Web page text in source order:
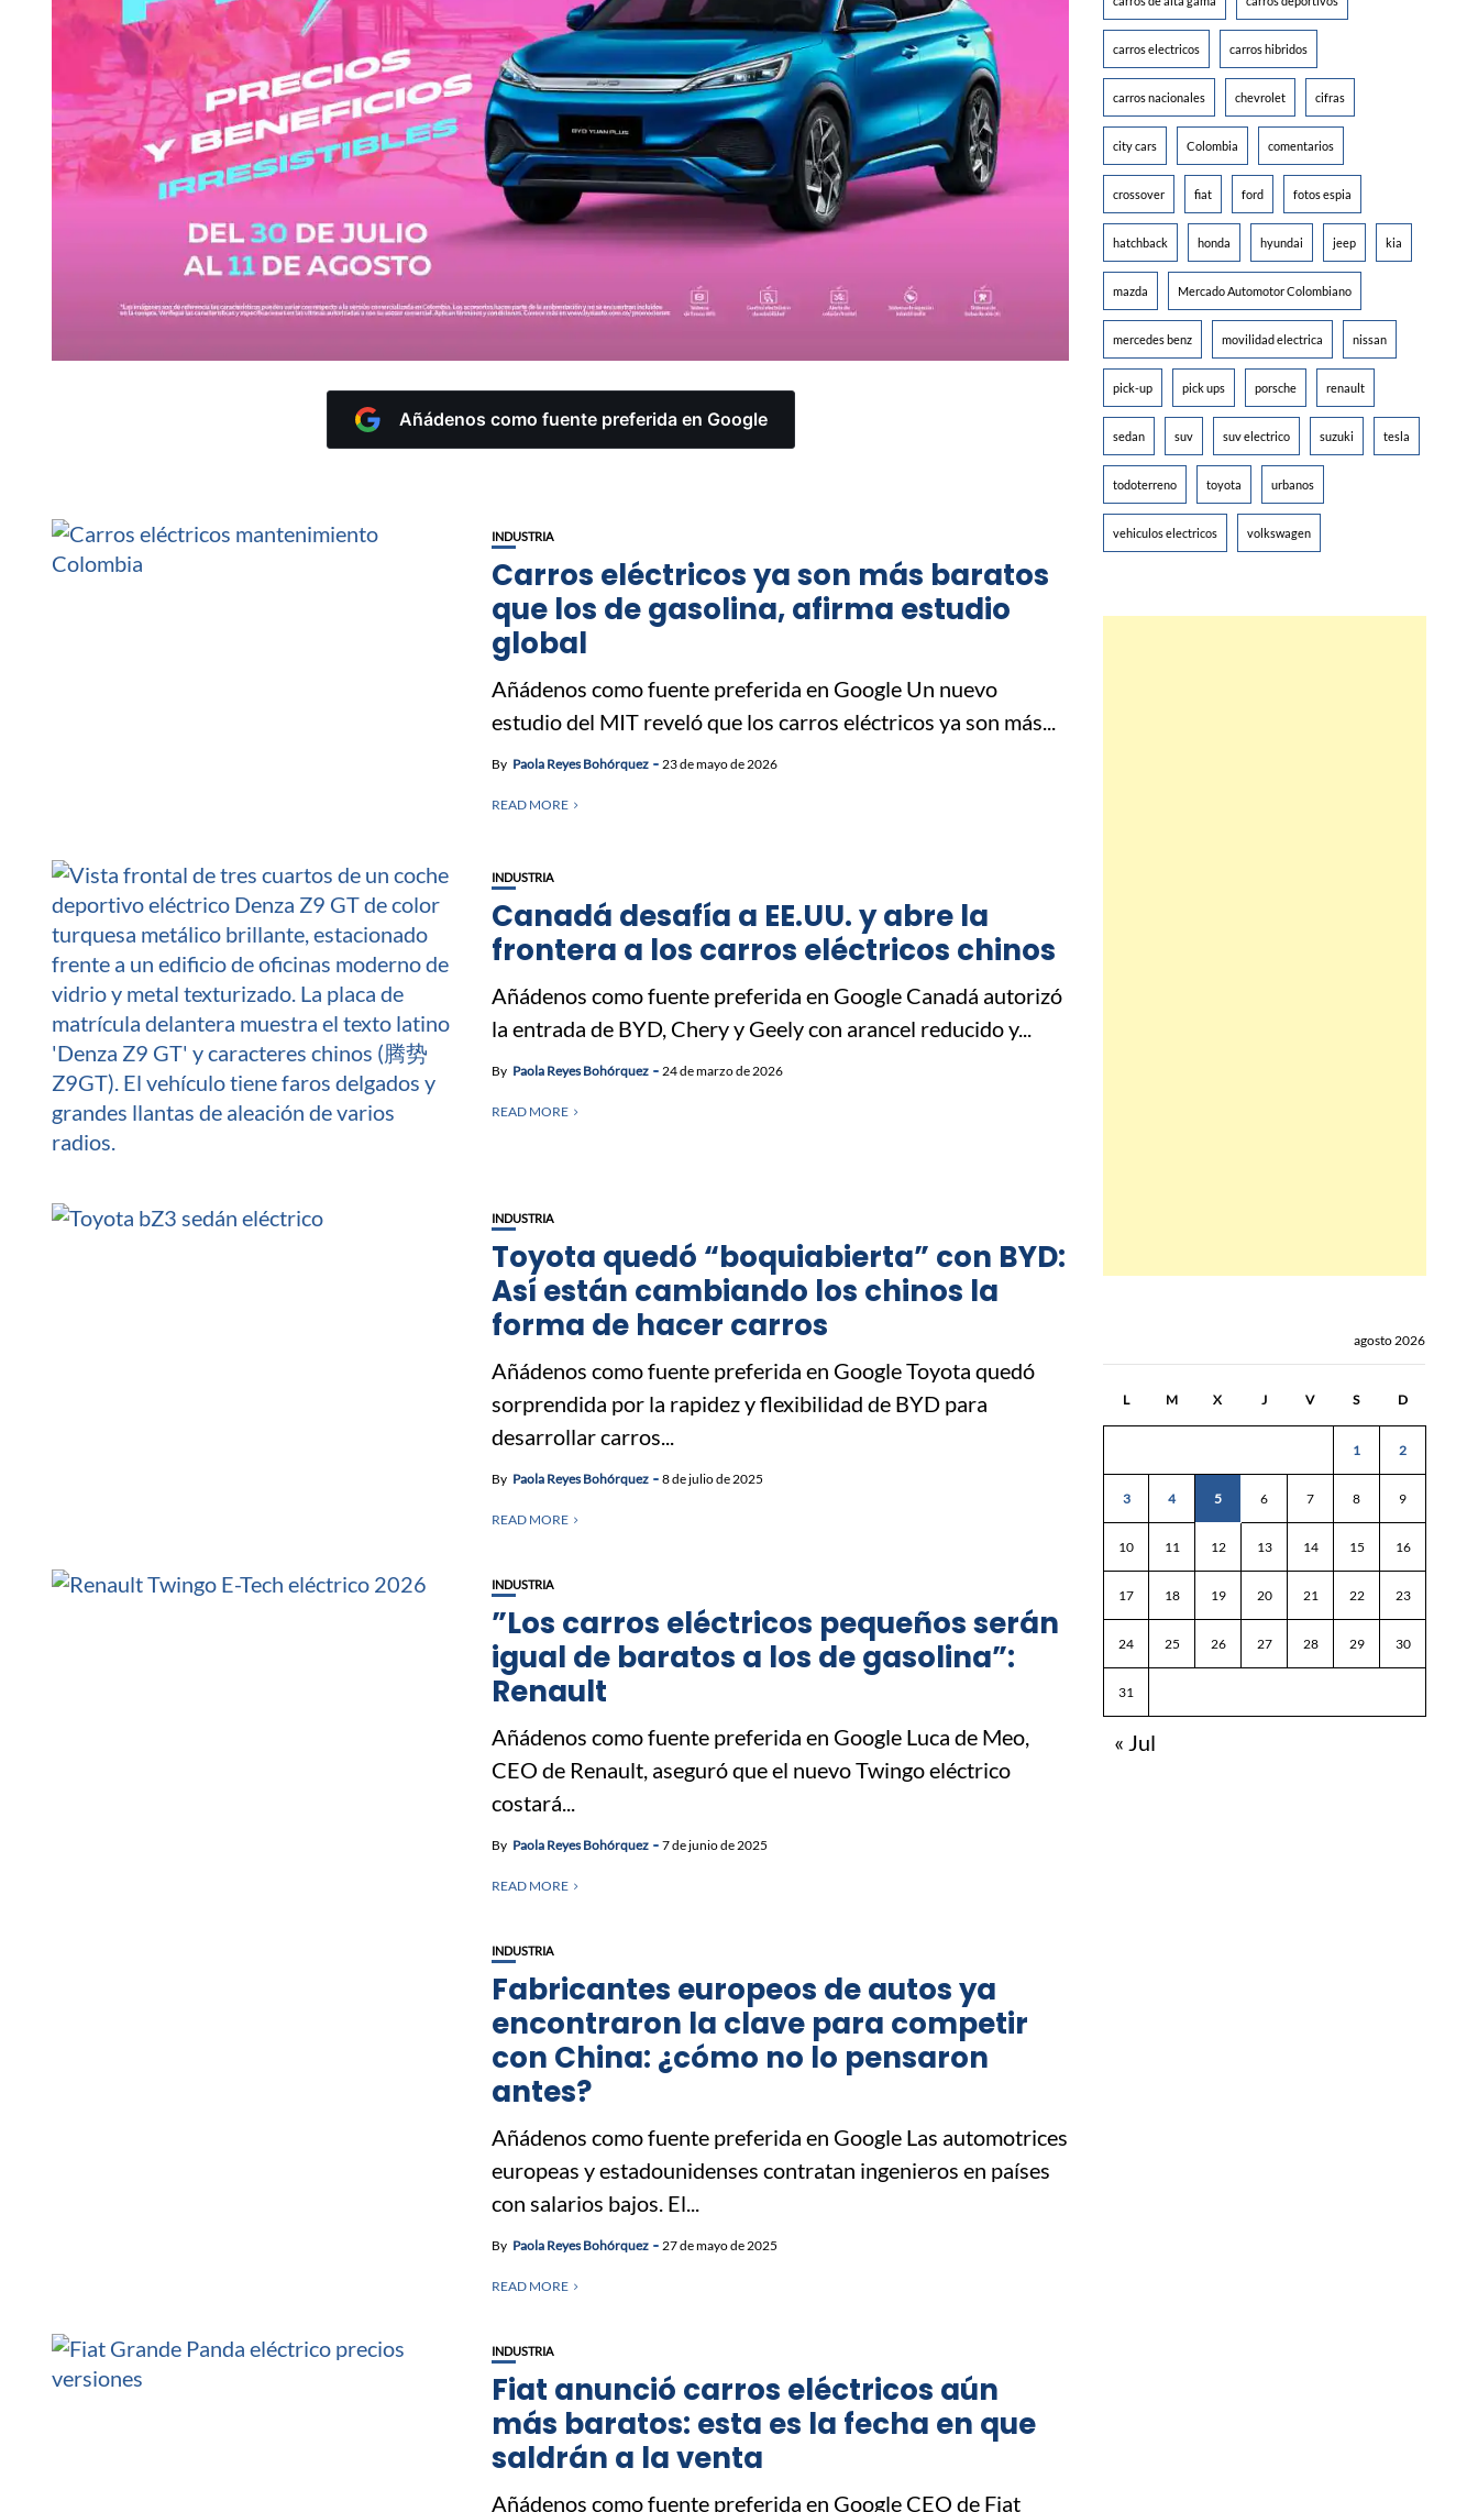
Añádenos como fuente preferida en Google
INDUSTRIA
Carros eléctricos ya son más baratos
que los de gasolina, afirma estudio
global
Añádenos como fuente preferida en Google Un nuevo
estudio del MIT reveló que los carros eléctricos ya son más...
By Paola Reyes Bohórquez 23 de mayo de 2026
READ MORE
INDUSTRIA
Canadá desafía a EE.UU. y abre la
frontera a los carros eléctricos chinos
Añádenos como fuente preferida en Google Canadá autorizó
la entrada de BYD, Chery y Geely con arancel reducido y...
By Paola Reyes Bohórquez 24 de marzo de 2026
READ MORE
INDUSTRIA
Toyota quedó “boquiabierta” con BYD:
Así están cambiando los chinos la
forma de hacer carros
Añádenos como fuente preferida en Google Toyota quedó
sorprendida por la rapidez y flexibilidad de BYD para
desarrollar carros...
By Paola Reyes Bohórquez 8 de julio de 2025
READ MORE
INDUSTRIA
”Los carros eléctricos pequeños serán
igual de baratos a los de gasolina”:
Renault
Añádenos como fuente preferida en Google Luca de Meo,
CEO de Renault, aseguró que el nuevo Twingo eléctrico
costará...
By Paola Reyes Bohórquez 7 de junio de 2025
READ MORE
INDUSTRIA
Fabricantes europeos de autos ya
encontraron la clave para competir
con China: ¿cómo no lo pensaron
antes?
Añádenos como fuente preferida en Google Las automotrices
europeas y estadounidenses contratan ingenieros en países
con salarios bajos. El...
By Paola Reyes Bohórquez 27 de mayo de 2025
READ MORE
INDUSTRIA
Fiat anunció carros eléctricos aún
más baratos: esta es la fecha en que
saldrán a la venta
Añádenos como fuente preferida en Google CEO de Fiat
carros electricos carros hibridos
carros nacionales chevrolet cifras
city cars Colombia comentarios
crossover fiat ford fotos espia
hatchback honda hyundai jeep kia
mazda Mercado Automotor Colombiano
mercedes benz movilidad electrica nissan
pick-up pick ups porsche renault
sedan suv suv electrico suzuki tesla
todoterreno toyota urbanos
vehiculos electricos volkswagen
agosto 2026
L M X J V S D
1 2
3 4 5 6 7 8 9
10 11 12 13 14 15 16
17 18 19 20 21 22 23
24 25 26 27 28 29 30
31
« Jul